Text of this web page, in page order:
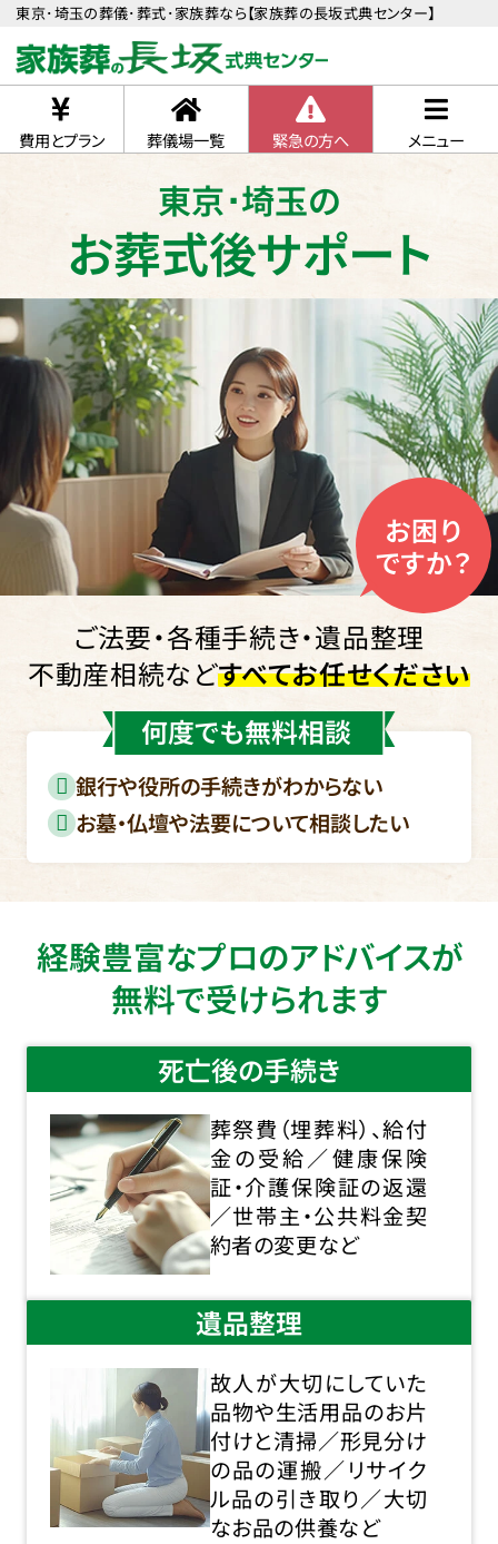
東京･埼玉の葬儀･葬式･家族葬なら【家族葬の長坂式典センター】
費用とプラン 葬儀場一覧 緊急の方へ メニュー
東京･埼玉の
お葬式後サポート
ご法要・各種手続き・遺品整理
不動産相続などすべてお任せください
お困り
ですか？
何度でも無料相談
銀行や役所の手続きがわからない
お墓・仏壇や法要について相談したい
経験豊富なプロのアドバイスが
無料で受けられます
死亡後の手続き
葬祭費（埋葬料）、給付
金の受給／健康保険
証・介護保険証の返還
／世帯主・公共料金契
約者の変更など
遺品整理
故人が大切にしていた
品物や生活用品のお片
付けと清掃／形見分け
の品の運搬／リサイク
ル品の引き取り／大切
なお品の供養など